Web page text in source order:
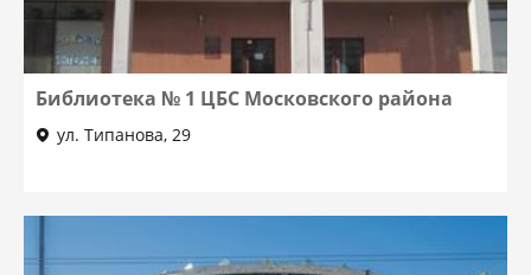
Библиотека № 1 ЦБС Московского района
ул. Типанова, 29